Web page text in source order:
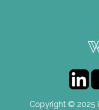
Copyright © 2025